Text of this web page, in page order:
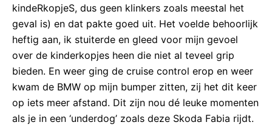
kindeRkopjeS, dus geen klinkers zoals meestal het
geval is) en dat pakte goed uit. Het voelde behoorlijk
heftig aan, ik stuiterde en gleed voor mijn gevoel
over de kinderkopjes heen die niet al teveel grip
bieden. En weer ging de cruise control erop en weer
kwam de BMW op mijn bumper zitten, zij het dit keer
op iets meer afstand. Dit zijn nou dé leuke momenten
als je in een ‘underdog’ zoals deze Skoda Fabia rijdt.